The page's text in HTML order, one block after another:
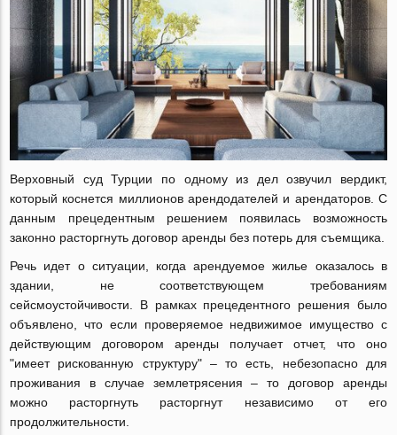
Верховный суд Турции по одному из дел озвучил вердикт,
который коснется миллионов арендодателей и арендаторов. С
данным прецедентным решением появилась возможность
законно расторгнуть договор аренды без потерь для съемщика.
Речь идет о ситуации, когда арендуемое жилье оказалось в
здании, не соответствующем требованиям
сейсмоустойчивости. В рамках прецедентного решения было
объявлено, что если проверяемое недвижимое имущество с
действующим договором аренды получает отчет, что оно
"имеет рискованную структуру" – то есть, небезопасно для
проживания в случае землетрясения – то договор аренды
можно расторгнуть расторгнут независимо от его
продолжительности.